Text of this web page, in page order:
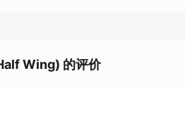
Wing) 的评价